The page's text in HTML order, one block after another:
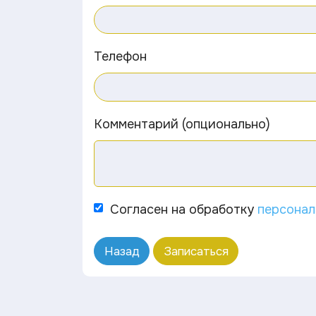
Телефон
Комментарий (опционально)
Согласен на обработку
Назад Записаться